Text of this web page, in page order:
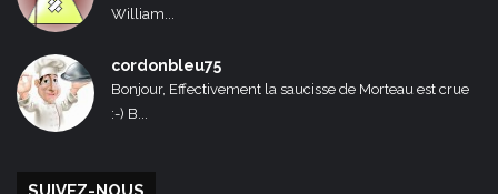
William...
cordonbleu75
Bonjour, Effectivement la saucisse de Morteau est crue
:-) B...